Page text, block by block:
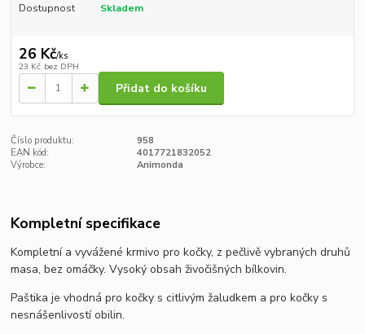
Dostupnost Skladem
26 Kč/ks
23 Kč bez DPH
Přidat do košíku
Číslo produktu:
958
EAN kód:
4017721832052
Výrobce:
Animonda
Kompletní specifikace
Kompletní a vyvážené krmivo pro kočky, z pečlivě vybraných druhů
masa, bez omáčky. Vysoký obsah živočišných bílkovin.
Paštika je vhodná pro kočky s citlivým žaludkem a pro kočky s
nesnášenlivostí obilin.